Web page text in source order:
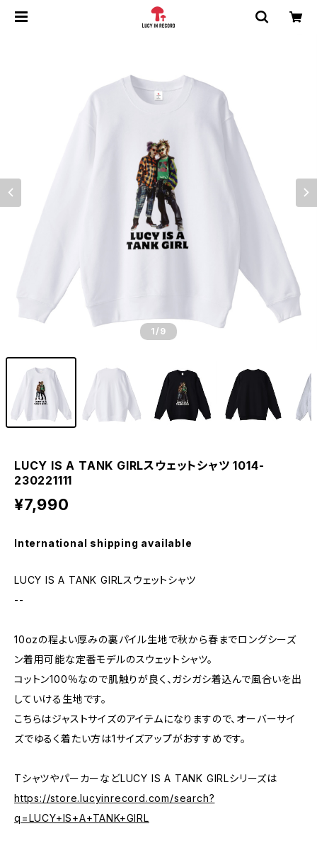
1 /9
LUCY IS A TANK GIRLスウェットシャツ 1014-
230221111
¥7,990
International shipping available
LUCY IS A TANK GIRLスウェットシャツ
--
10ozの程よい厚みの裏パイル生地で秋から春までロングシーズ
ン着用可能な定番モデルのスウェットシャツ。
コットン100％なので肌触りが良く、ガシガシ着込んで風合いを出
していける生地です。
こちらはジャストサイズのアイテムになりますので、オーバーサイ
ズでゆるく着たい方は1サイズアップがおすすめです。
TシャツやパーカーなどLUCY IS A TANK GIRLシリーズは
https://store.lucyinrecord.com/search?
q=LUCY+IS+A+TANK+GIRL